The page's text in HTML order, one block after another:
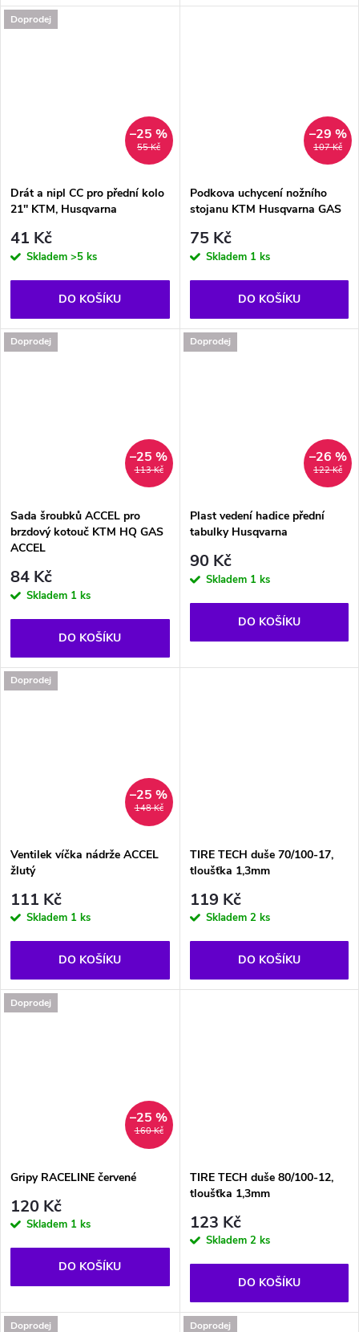
Doprodej
55 Kč
–25 %
Drát a nipl CC pro přední kolo
21'' KTM, Husqvarna
41 Kč
Skladem >5 ks
DO KOŠÍKU
107 Kč
–29 %
Podkova uchycení nožního
stojanu KTM Husqvarna GAS
75 Kč
Skladem 1 ks
DO KOŠÍKU
Doprodej
113 Kč
–25 %
Sada šroubků ACCEL pro
brzdový kotouč KTM HQ GAS
ACCEL
84 Kč
Skladem 1 ks
DO KOŠÍKU
Doprodej
122 Kč
–26 %
Plast vedení hadice přední
tabulky Husqvarna
90 Kč
Skladem 1 ks
DO KOŠÍKU
Doprodej
148 Kč
–25 %
Ventilek víčka nádrže ACCEL
žlutý
111 Kč
Skladem 1 ks
DO KOŠÍKU
TIRE TECH duše 70/100-17,
tloušťka 1,3mm
119 Kč
Skladem 2 ks
DO KOŠÍKU
Doprodej
160 Kč
–25 %
Gripy RACELINE červené
120 Kč
Skladem 1 ks
DO KOŠÍKU
TIRE TECH duše 80/100-12,
tloušťka 1,3mm
123 Kč
Skladem 2 ks
DO KOŠÍKU
Doprodej Doprodej